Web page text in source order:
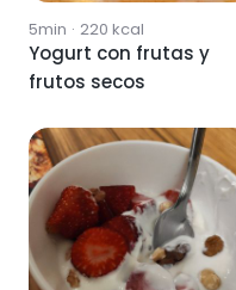
5min · 220 kcal
Yogurt con frutas y
frutos secos